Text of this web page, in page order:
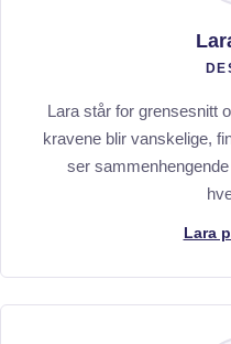
Lara står for grensesnitt
kravene blir vanskelige,
ser
Lara